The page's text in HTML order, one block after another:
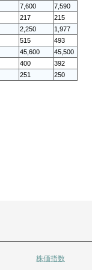
7,600
7,590
217
215
2,250
1,977
515
493
45,600
45,500
400
392
251 250
株価指数